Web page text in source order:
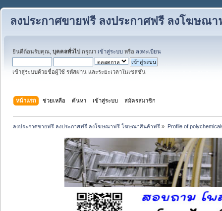
ลงประกาศขายฟรี ลงประกาศฟรี ลงโฆษณ
ยินดีต้อนรับคุณ, บุคคลทั่วไป กรุณา เข้าสู่ระบบ หรือ ลงทะเบียน
เข้าสู่ระบบด้วยชื่อผู้ใช้ รหัสผ่าน และระยะเวลาในเซสชั่น
หน้าแรก ช่วยเหลือ ค้นหา เข้าสู่ระบบ สมัครสมาชิก
ลงประกาศขายฟรี ลงประกาศฟรี ลงโฆษณาฟรี โฆษณาสินค้าฟรี » Profile of